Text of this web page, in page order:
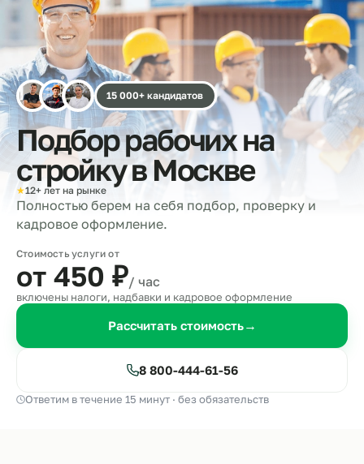
15 000+ кандидатов
Подбор рабочих на
стройку вМоскве
★12+ лет на рынке
Полностью берем на себя подбор, проверку и
кадровое оформление.
Стоимость услуги от
от 450 ₽/ час
включены налоги, надбавки и кадровое оформление
Рассчитать стоимость→
8 800-444-61-56
Ответим в течение 15 минут · без обязательств